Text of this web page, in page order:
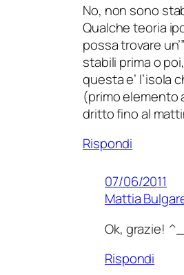
No, non sono
Qualche teoria
possa trovare
stabili prima o
questa e’ l’isola
(primo elemento
dritto fino al
Rispondi
07/06/2011
Mattia
Ok, grazie!
Rispondi